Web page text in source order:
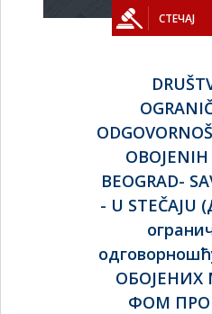
СТЕЧАЈ
BEOGRAD-
- U STEČAJU
ОБОЈЕНИХ
ФОМ